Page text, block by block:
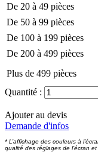
De 20 à 49 pièces
De 50 à 99 pièces
De 100 à 199 pièces
De 200 à 499 pièces
Plus de 499 pièces
Quantité :
Ajouter au devis
Demande d'infos
* L’affichage des couleurs à
qualité des réglages de l’écran et